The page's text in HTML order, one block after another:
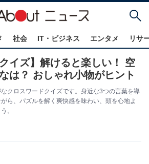
社会 IT・ビジネス エンタメ リサ
イズ】解けると楽しい！ 空
は？ おしゃれ小物がヒント
クロスワードクイズです。身近な3つの言葉を導
ら、パズルを解く爽快感を味わい、頭を心地よ
。